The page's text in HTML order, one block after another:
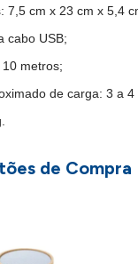
7,5 cm x 23 cm x 5,4
cabo USB;
metros;
de carga: 3 a 4
personalização para saber
neste produto.
de Compra